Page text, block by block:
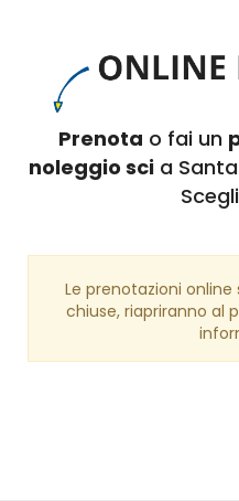
Prenota o fai un
noleggio scia Santa
Le prenotazioni
chiuse, riapriranno al